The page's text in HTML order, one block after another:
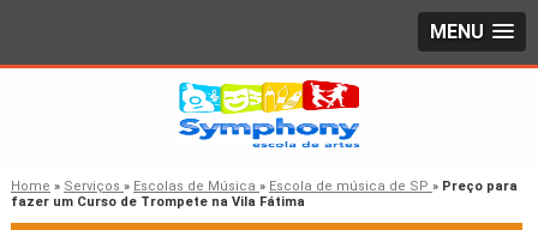
MENU
Home » Serviços » Escolas de Música » Escola de música de SP » Preço para
fazer um Curso de Trompete na Vila Fátima